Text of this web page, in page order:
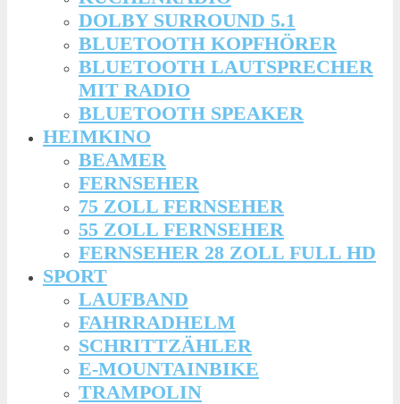
DOLBY SURROUND 5.1
BLUETOOTH KOPFHÖRER
BLUETOOTH LAUTSPRECHER
MIT RADIO
BLUETOOTH SPEAKER
HEIMKINO
BEAMER
FERNSEHER
75 ZOLL FERNSEHER
55 ZOLL FERNSEHER
FERNSEHER 28 ZOLL FULL HD
SPORT
LAUFBAND
FAHRRADHELM
SCHRITTZÄHLER
E-MOUNTAINBIKE
TRAMPOLIN